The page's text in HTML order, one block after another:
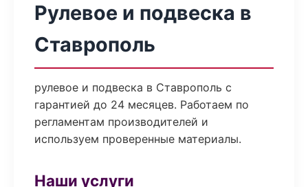
Рулевое и подвеска в
Ставрополь
рулевое и подвеска в Ставрополь с
гарантией до 24 месяцев. Работаем по
регламентам производителей и
используем проверенные материалы.
Наши услуги